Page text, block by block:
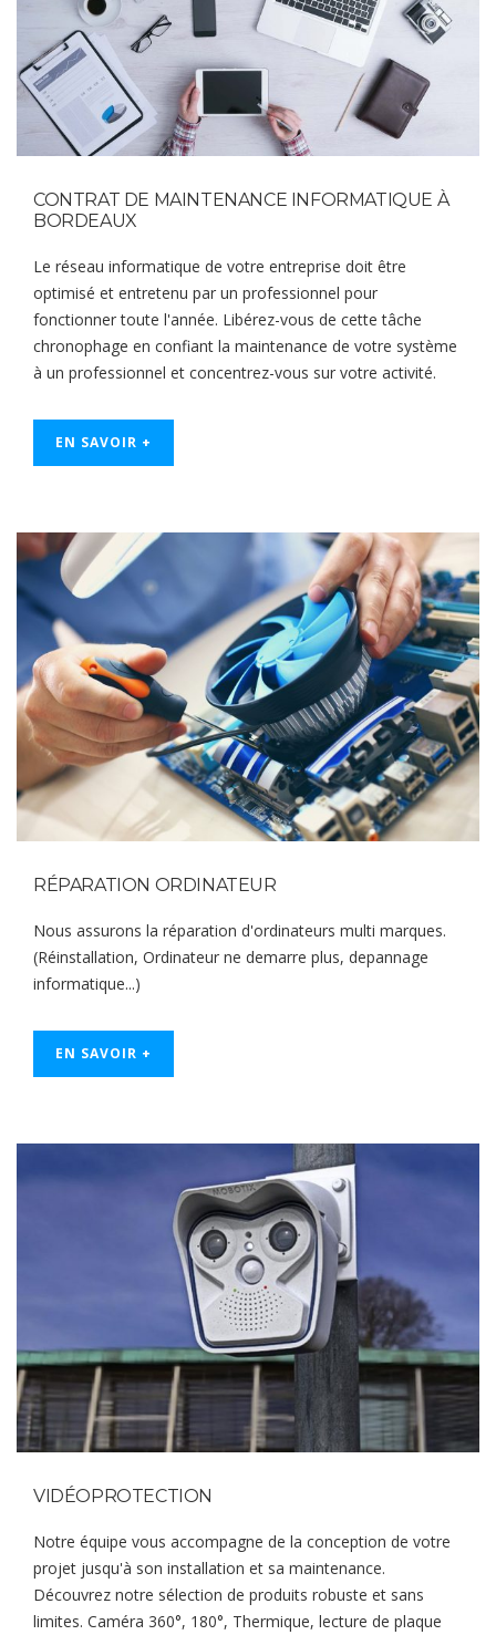
CONTRAT DE MAINTENANCE INFORMATIQUE À
BORDEAUX
Le réseau informatique de votre entreprise doit être
optimisé et entretenu par un professionnel pour
fonctionner toute l'année. Libérez-vous de cette tâche
chronophage en confiant la maintenance de votre système
à un professionnel et concentrez-vous sur votre activité.
EN SAVOIR +
RÉPARATION ORDINATEUR
Nous assurons la réparation d'ordinateurs multi marques.
(Réinstallation, Ordinateur ne demarre plus, depannage
informatique...)
EN SAVOIR +
VIDÉOPROTECTION
Notre équipe vous accompagne de la conception de votre
projet jusqu'à son installation et sa maintenance.
Découvrez notre sélection de produits robuste et sans
limites. Caméra 360°, 180°, Thermique, lecture de plaque